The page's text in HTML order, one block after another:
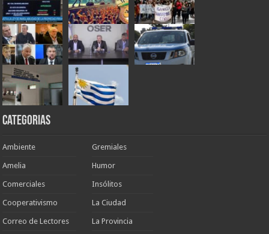
Categorias
Ambiente
Amelia
Comerciales
Cooperativismo
Correo de Lectores
Gremiales
Humor
Insólitos
La Ciudad
La Provincia